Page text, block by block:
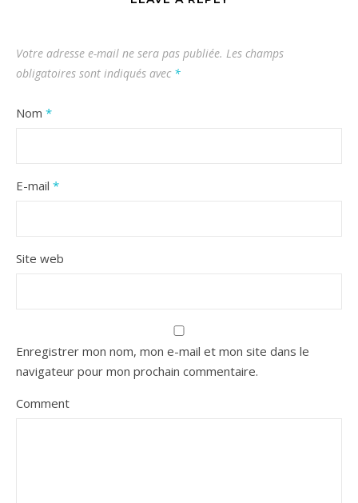
Votre adresse e-mail ne sera pas publiée. Les champs
obligatoires sont indiqués avec *
Nom *
E-mail *
Site web
Enregistrer mon nom, mon e-mail et mon site dans le
navigateur pour mon prochain commentaire.
Comment